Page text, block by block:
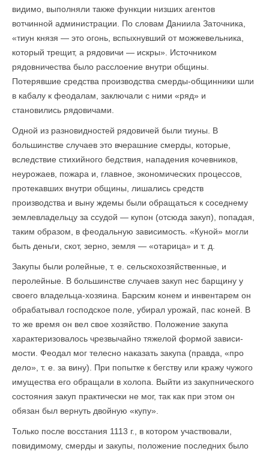
видимо, выполняли также функции низших агентов
вотчинной администрации. По словам Даниила Заточника,
«тиун князя — это огонь, вспыхнувший от можжевельника,
который трещит, а рядовичи — искры». Источником
рядовничества было расслоение внутри общины.
Потерявшие средства производства смерды-общинники шли
в кабалу к феодалам, заключали с ними «ряд» и
становились рядовичами.
Одной из разновидностей рядовичей были тиуны. В
большинстве случаев это вчерашние смерды, которые,
вследствие стихийного бедствия, нападения кочевников,
неурожаев, пожара и, главное, экономических процессов,
протекавших внутри общины, лишались средств
производства и выну ждемы были обращаться к соседнему
землевладельцу за ссудой — купон (отсюда закуп), попадая,
таким образом, в феодальную зависимость. «Куной» могли
быть деньги, скот, зерно, земля — «отарица» и т. д.
Закупы были ролейные, т. е. сельскохозяйственные, и
перолейные. В большинстве случаев закуп нес барщину у
своего владельца-хозяина. Барским конем и инвентарем он
обрабатывал господское поле, убирал урожай, пас коней. В
то же время он вел свое хозяйство. Положение закупа
характеризовалось чрезвычайно тяжелой формой зависи­
мости. Феодал мог телесно наказать закупа (правда, «про
дело», т. е. за вину). При попытке к бегству или кражу чужого
имущества его обращали в холопа. Выйти из закупнического
состояния закуп практически не мог, так как при этом он
обязан был вернуть двойную «купу».
Только после восстания 1113 г., в котором участвовали,
повидимому, смерды и закупы, положение последних было